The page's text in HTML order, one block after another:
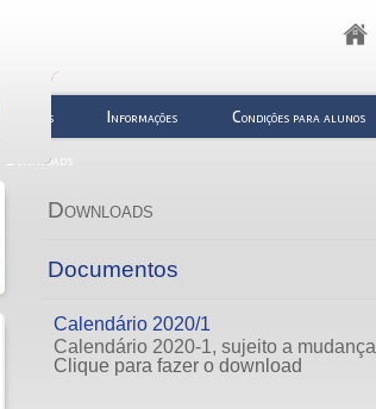
Horários Informações Condições para alunos
Downloads
Downloads
Documentos
Calendário 2020/1
Calendário 2020-1, sujeito a
Clique para fazer o download